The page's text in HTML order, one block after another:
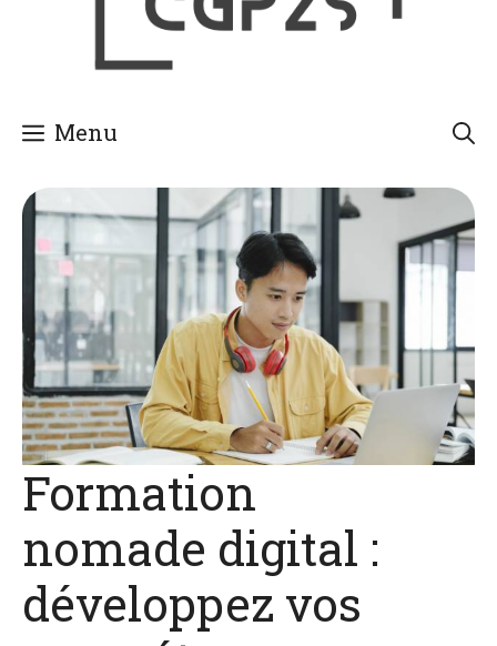
Menu
Formation
nomade digital :
développez vos